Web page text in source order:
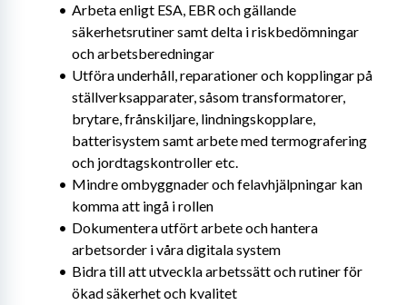
Arbeta enligt ESA, EBR och gällande
säkerhetsrutiner samt delta i riskbedömningar
och arbetsberedningar
Utföra underhåll, reparationer och kopplingar på
ställverksapparater, såsom transformatorer,
brytare, frånskiljare, lindningskopplare,
batterisystem samt arbete med termografering
och jordtagskontroller etc.
Mindre ombyggnader och felavhjälpningar kan
komma att ingå i rollen
Dokumentera utfört arbete och hantera
arbetsorder i våra digitala system
Bidra till att utveckla arbetssätt och rutiner för
ökad säkerhet och kvalitet